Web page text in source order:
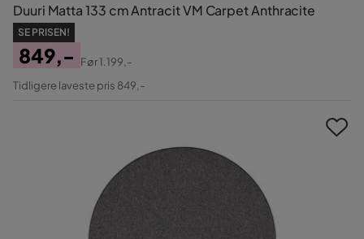
Duuri Matta 133 cm Antracit VM Carpet Anthracite
SE PRISEN!
Pris
849,-
Original
Før1.199,-
Tidligere laveste pris 849,-